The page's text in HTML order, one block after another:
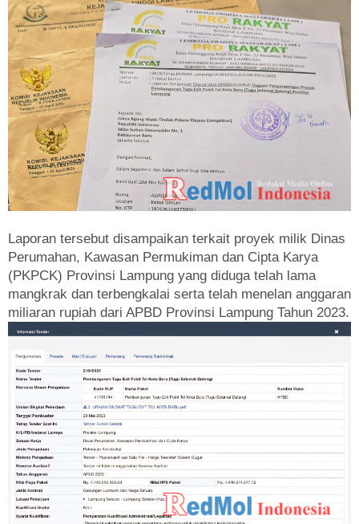
Laporan tersebut disampaikan terkait proyek milik Dinas
Perumahan, Kawasan Permukiman dan Cipta Karya
(PKPCK) Provinsi Lampung yang diduga telah lama
mangkrak dan terbengkalai serta telah menelan anggaran
miliaran rupiah dari APBD Provinsi Lampung Tahun 2023.